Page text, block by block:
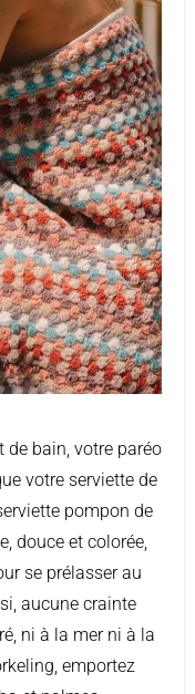
votre serviette de
pompon de
douce et colorée,
se prélasser au
aucune crainte
ni à la mer ni à la
emportez